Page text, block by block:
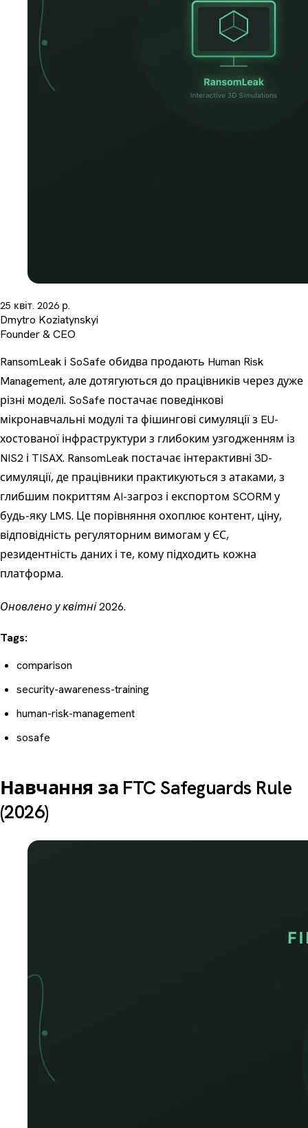
25 квіт. 2026 р.
Dmytro Koziatynskyi
Founder & CEO
RansomLeak і SoSafe обидва продають Human Risk
Management, але дотягуються до працівників через дуже
різні моделі. SoSafe постачає поведінкові
мікронавчальні модулі та фішингові симуляції з EU-
хостованої інфраструктури з глибоким узгодженням із
NIS2 і TISAX. RansomLeak постачає інтерактивні 3D-
симуляції, де працівники практикуються з атаками, з
глибшим покриттям AI-загроз і експортом SCORM у
будь-яку LMS. Це порівняння охоплює контент, ціну,
відповідність регуляторним вимогам у ЄС,
резидентність даних і те, кому підходить кожна
платформа.
Оновлено у квітні 2026.
Tags:
comparison
security-awareness-training
human-risk-management
sosafe
Навчання за FTC Safeguards Rule
(2026)